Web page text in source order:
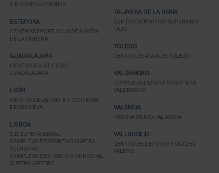
C.D. SUPERA COIMBRA
ESTEPONA
CENTRO DEPORTIVO JOSÉ RAMÓN
DE LA MORENA
GUADALAJARA
CENTRO ACUÁTICO DE
GUADALAJARA
LEÓN
CENTRO DE DEPORTE Y OCIO ERAS
DE RENUEVA
LISBOA
C.D. SUPERA SEIXAL
COMPLEXO DESPORTIVO SUPERA
TELHEIRAS
COMPLEXO DESPORTIVO MUNICIPAL
SUPERA AREEIRO
TALAVERA DE LA REINA
CENTRO DEPORTIVO SUPERA RÍO
TAJO
TOLEDO
CENTRO DE AGUA DE TOLEDO
VALDEMORO
COMPLEJO DEPORTIVO SUPERA
VALDEMORO
VALENCIA
PISCINA MUNICIPAL AYORA
VALLADOLID
CENTRO DE DEPORTE Y OCIO EL
PALERO